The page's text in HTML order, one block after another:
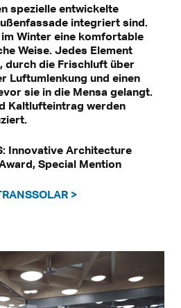
spezielle entwickelte
integriert sind.
Winter eine komfortable
Weise. Jedes Element
durch die Frischluft über
Luftumlenkung und einen
sie in die Mensa gelangt.
Kaltlufteintrag werden
Innovative Architecture
Special Mention
>